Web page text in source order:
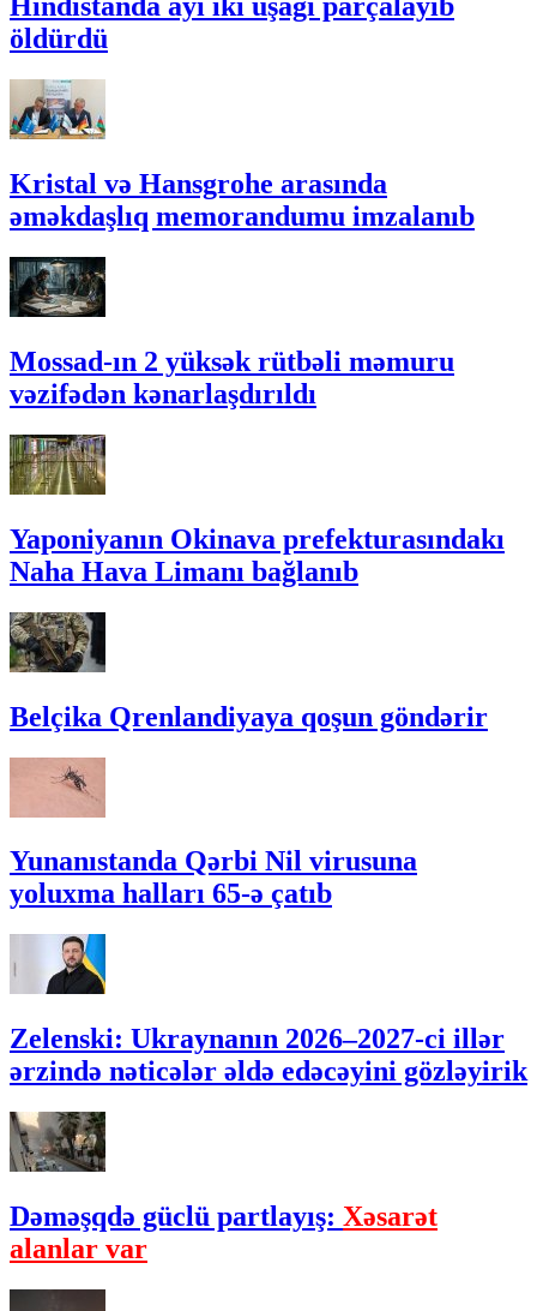
Hindistanda ayı iki uşağı parçalayıb
öldürdü
Kristal və Hansgrohe arasında
əməkdaşlıq memorandumu imzalanıb
Mossad-ın 2 yüksək rütbəli məmuru
vəzifədən kənarlaşdırıldı
Yaponiyanın Okinava prefekturasındakı
Naha Hava Limanı bağlanıb
Belçika Qrenlandiyaya qoşun göndərir
Yunanıstanda Qərbi Nil virusuna
yoluxma halları 65-ə çatıb
Zelenski: Ukraynanın 2026–2027-ci illər
ərzində nəticələr əldə edəcəyini gözləyirik
Dəməşqdə güclü partlayış: Xəsarət
alanlar var